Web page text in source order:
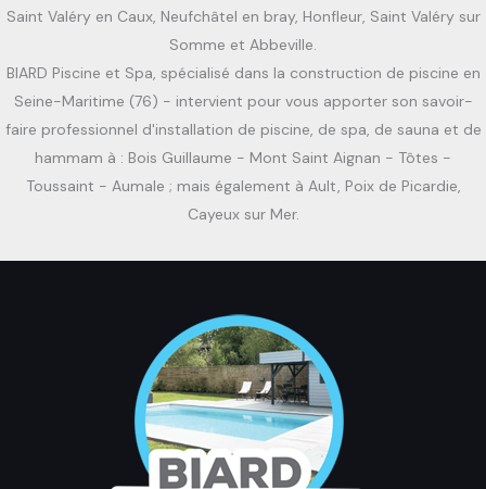
Saint Valéry en Caux, Neufchâtel en bray, Honfleur, Saint Valéry sur
Somme et Abbeville.
BIARD Piscine et Spa, spécialisé dans la construction de piscine en
Seine-Maritime (76) - intervient pour vous apporter son savoir-
faire professionnel d'installation de piscine, de spa, de sauna et de
hammam à : Bois Guillaume - Mont Saint Aignan - Tôtes -
Toussaint - Aumale ; mais également à Ault, Poix de Picardie,
Cayeux sur Mer.